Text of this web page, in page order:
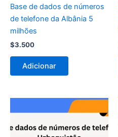
Base de dados de números
de telefone da Albânia 5
milhões
$3.500
Adicionar